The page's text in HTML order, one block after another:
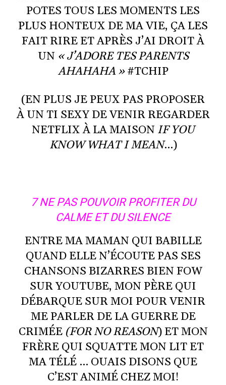
POTES TOUS LES MOMENTS LES
PLUS HONTEUX DE MA VIE, ÇA LES
FAIT RIRE ET APRÈS J’AI DROIT À
UN « J’ADORE TES PARENTS
AHAHAHA »#TCHIP
(EN PLUS JE PEUX PAS PROPOSER
À UN TI SEXY DE VENIR REGARDER
NETFLIX À LA MAISON IF YOU
KNOW WHAT I MEAN…)
7 NE PAS POUVOIR PROFITER DU
CALME ET DU SILENCE
ENTRE MA MAMAN QUI BABILLE
QUAND ELLE N’ÉCOUTE PAS SES
CHANSONS BIZARRES BIEN FOW
SUR YOUTUBE, MON PÈRE QUI
DÉBARQUE SUR MOI POUR VENIR
ME PARLER DE LA GUERRE DE
CRIMÉE (FOR NO REASON) ET MON
FRÈRE QUI SQUATTE MON LIT ET
MA TÉLÉ … OUAIS DISONS QUE
C’EST ANIMÉ CHEZ MOI!